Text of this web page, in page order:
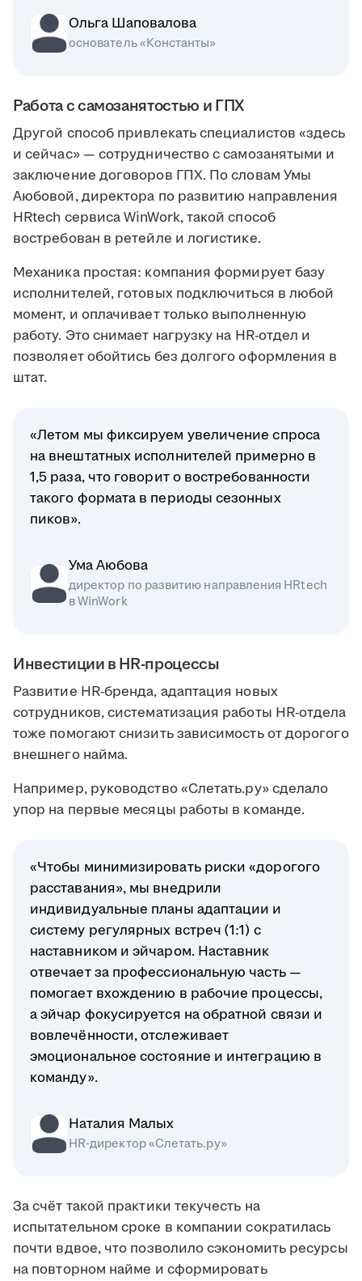
Ольга Шаповалова
основатель «Константы»
Работа с самозанятостью и ГПХ
Другой способ привлекать специалистов «здесь
и сейчас» — сотрудничество с самозанятыми и
заключение договоров ГПХ. По словам Умы
Аюбовой, директора по развитию направления
HRtech сервиса WinWork, такой способ
востребован в ретейле и логистике.
Механика простая: компания формирует базу
исполнителей, готовых подключиться в любой
момент, и оплачивает только выполненную
работу. Это снимает нагрузку на HR-отдел и
позволяет обойтись без долгого оформления в
штат.
«Летом мы фиксируем увеличение спроса
на внештатных исполнителей примерно в
1,5 раза, что говорит о востребованности
такого формата в периоды сезонных
пиков».
Ума Аюбова
директор по развитию направления HRtech
в WinWork
Инвестиции в HR-процессы
Развитие HR-бренда, адаптация новых
сотрудников, систематизация работы HR-отдела
тоже помогают снизить зависимость от дорогого
внешнего найма.
Например, руководство «Слетать.ру» сделало
упор на первые месяцы работы в команде.
«Чтобы минимизировать риски «дорогого
расставания», мы внедрили
индивидуальные планы адаптации и
систему регулярных встреч (1:1) с
наставником и эйчаром. Наставник
отвечает за профессиональную часть —
помогает вхождению в рабочие процессы,
а эйчар фокусируется на обратной связи и
вовлечённости, отслеживает
эмоциональное состояние и интеграцию в
команду».
Наталия Малых
HR-директор «Слетать.ру»
За счёт такой практики текучесть на
испытательном сроке в компании сократилась
почти вдвое, что позволило сэкономить ресурсы
на повторном найме и сформировать